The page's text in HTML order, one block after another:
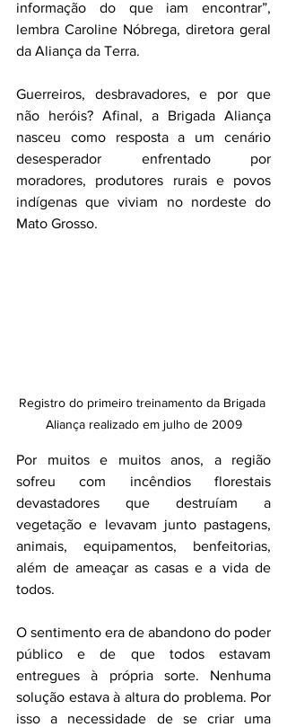
informação do que iam encontrar”,
lembra Caroline Nóbrega, diretora geral
da Aliança da Terra.
Guerreiros, desbravadores, e por que
não heróis? Afinal, a Brigada Aliança
nasceu como resposta a um cenário
desesperador enfrentado por
moradores, produtores rurais e povos
indígenas que viviam no nordeste do
Mato Grosso.
Registro do primeiro treinamento da Brigada
Aliança realizado em julho de 2009
Por muitos e muitos anos, a região
sofreu com incêndios florestais
devastadores que destruíam a
vegetação e levavam junto pastagens,
animais, equipamentos, benfeitorias,
além de ameaçar as casas e a vida de
todos.
O sentimento era de abandono do poder
público e de que todos estavam
entregues à própria sorte. Nenhuma
solução estava à altura do problema. Por
isso a necessidade de se criar uma